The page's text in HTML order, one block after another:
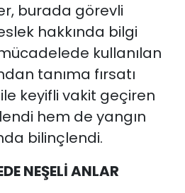
burada görevli
hakkında bilgi
kullanılan
tanıma fırsatı
keyifli vakit geçiren
hem de yangın
bilinçlendi.
NEŞELİ ANLAR